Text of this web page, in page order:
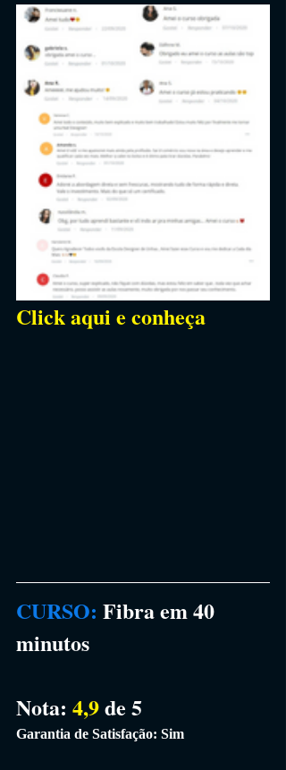
Click aqui e conheça
CURSO: Fibra em 40
minutos
Nota: 4,9 de 5
Garantia de Satisfação: Sim